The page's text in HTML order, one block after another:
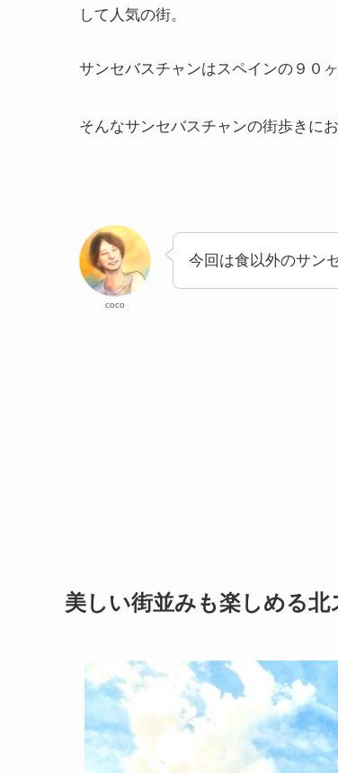
して人気の街。
サンセバスチャンはスペインの９０
そんなサンセバスチャンの街歩きに
coco
今回は食以外のサン
美しい街並みも楽しめる